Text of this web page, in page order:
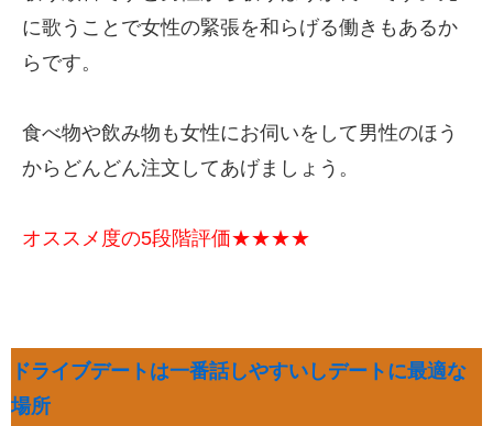
に歌うことで女性の緊張を和らげる働きもあるか
らです。
食べ物や飲み物も女性にお伺いをして男性のほう
からどんどん注文してあげましょう。
オススメ度の5段階評価★★★★
ドライブデートは一番話しやすいしデートに最適な
場所